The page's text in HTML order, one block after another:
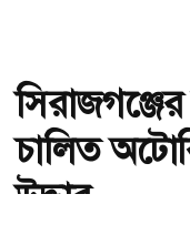
চালিত
উদ্ধার